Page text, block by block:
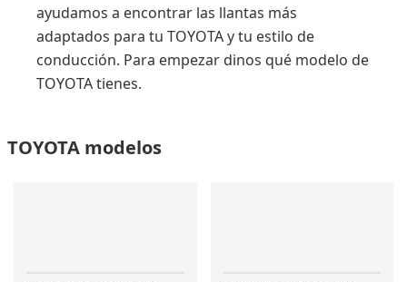
ayudamos a encontrar las llantas más
adaptados para tu TOYOTA y tu estilo de
conducción. Para empezar dinos qué modelo de
TOYOTA tienes.
TOYOTA modelos